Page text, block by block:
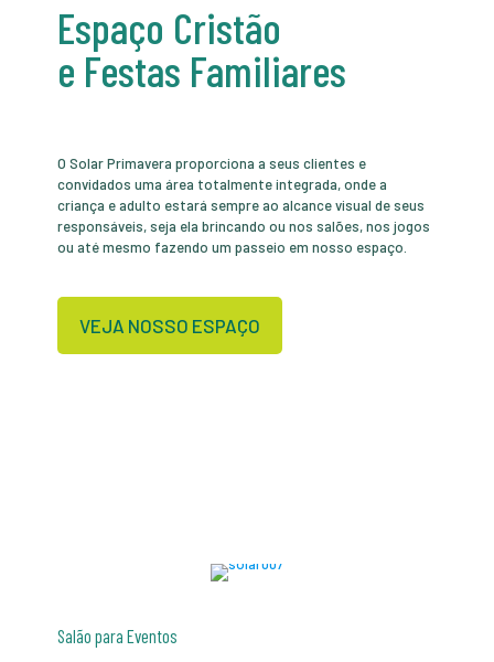
Espaço Cristão
e Festas Familiares
O Solar Primavera proporciona a seus clientes e
convidados uma área totalmente integrada, onde a
criança e adulto estará sempre ao alcance visual de seus
responsáveis, seja ela brincando ou nos salões, nos jogos
ou até mesmo fazendo um passeio em nosso espaço.
VEJA NOSSO ESPAÇO
Salão para Eventos